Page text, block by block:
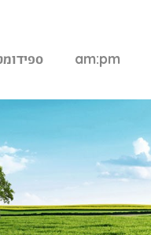
am:pm